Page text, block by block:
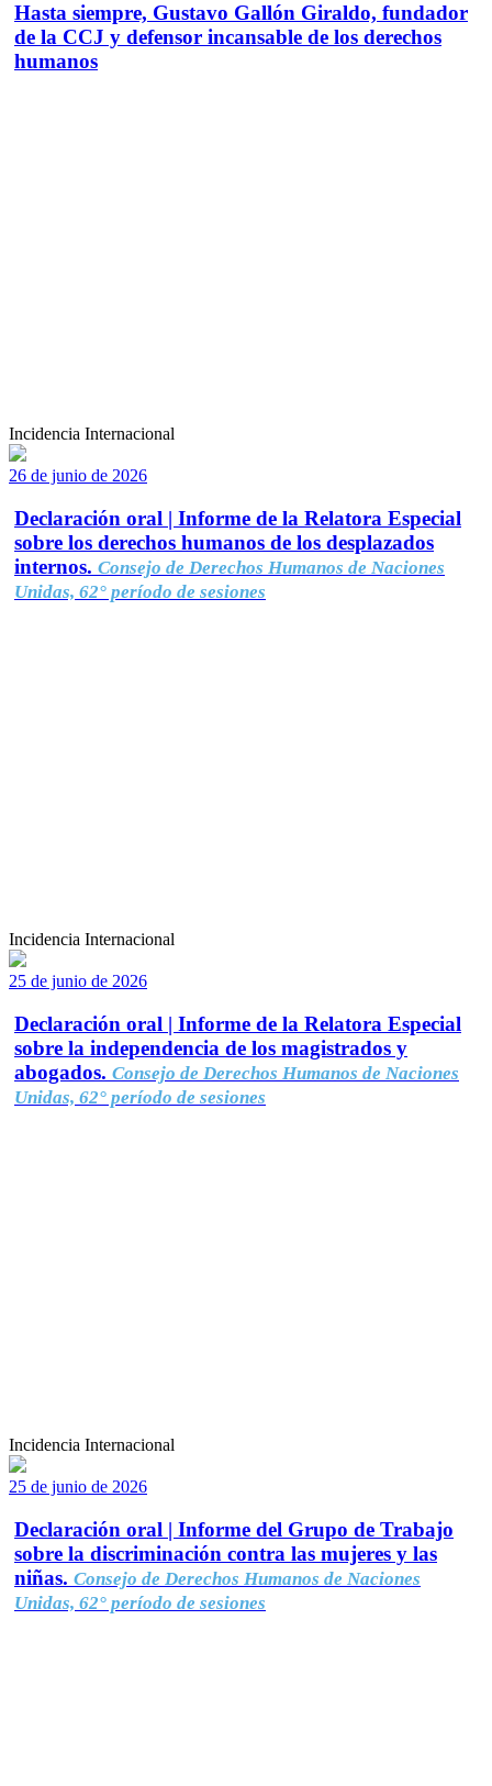
Hasta siempre, Gustavo Gallón Giraldo, fundador
de la CCJ y defensor incansable de los derechos
humanos
Incidencia Internacional
26 de junio de 2026
Declaración oral | Informe de la Relatora Especial
sobre los derechos humanos de los desplazados
internos. Consejo de Derechos Humanos de Naciones
Unidas, 62° período de sesiones
Incidencia Internacional
25 de junio de 2026
Declaración oral | Informe de la Relatora Especial
sobre la independencia de los magistrados y
abogados. Consejo de Derechos Humanos de Naciones
Unidas, 62° período de sesiones
Incidencia Internacional
25 de junio de 2026
Declaración oral | Informe del Grupo de Trabajo
sobre la discriminación contra las mujeres y las
niñas. Consejo de Derechos Humanos de Naciones
Unidas, 62° período de sesiones